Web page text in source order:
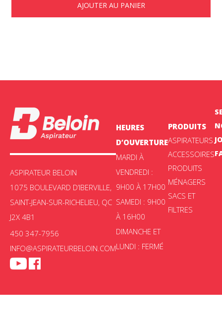
AJOUTER AU PANIER
ASPIRATEUR BELOIN
1075 BOULEVARD D’IBERVILLE,
SAINT-JEAN-SUR-RICHELIEU, QC
J2X 4B1
450 347-7956
INFO@ASPIRATEURBELOIN.COM
HEURES
D’OUVERTURE
MARDI À
VENDREDI :
9H00 À 17H00
SAMEDI : 9H00
À 16H00
DIMANCHE ET
LUNDI : FERMÉ
PRODUITS
ASPIRATEURS
ACCESSOIRES
PRODUITS
MÉNAGERS
SACS ET
FILTRES